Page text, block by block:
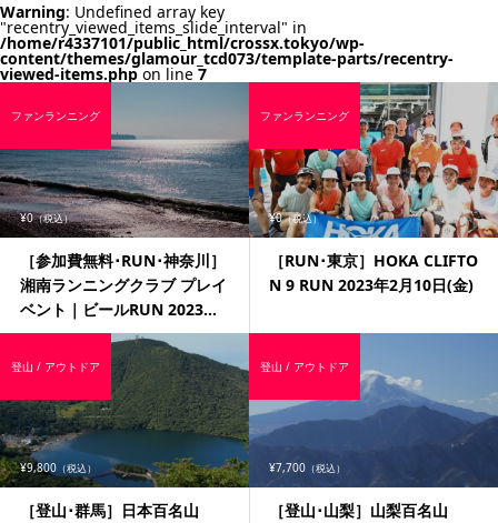
Warning: Undefined array key
"recentry_viewed_items_slide_interval" in
/home/r4337101/public_html/crossx.tokyo/wp-
content/themes/glamour_tcd073/template-parts/recentry-
viewed-items.phpon line7
¥0（税込）
［参加費無料･RUN･神奈川］
湘南ランニングクラブ プレイ
ベント｜ビールRUN 2023...
ファンランニング
¥0（税込）
［RUN･東京］HOKA CLIFTO
N 9 RUN 2023年2月10日(金)
ファンランニング
¥9,800 （税込）
［登山･群馬］日本百名山
登山 / アウトドア
¥7,700 （税込）
［登山･山梨］山梨百名山
登山 / アウトドア